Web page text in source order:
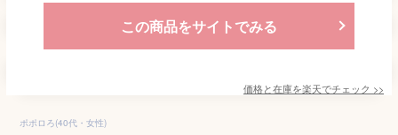
この商品をサイトでみる
価格と在庫を楽天でチェック >>
ポポロろ(40代・女性)